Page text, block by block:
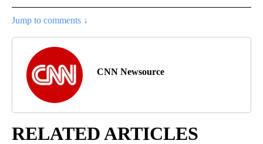
Jump to comments ↓
CNN Newsource
RELATED ARTICLES